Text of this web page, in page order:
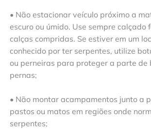
• Não estacionar veículo próximo a
escuro ou úmido. Use sempre calçado
calças compridas. Se estiver em um
conhecido por ter serpentes, utilize
ou perneiras para proteger a parte de
pernas;
• Não montar acampamentos junto a
pastos ou matos em regiões onde
serpentes;